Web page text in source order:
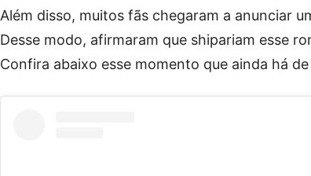
Além disso, muitos fãs chegaram a anunciar
Desse modo, afirmaram que shipariam esse
Confira abaixo esse momento que ainda há